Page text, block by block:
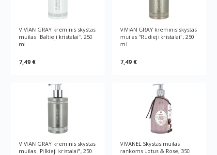
VIVIAN GRAY kreminis skystas
muilas "Baltieji kristalai", 250
ml
7,49 €
VIVIAN GRAY kreminis skystas
muilas "Rudieji kristalai", 250
ml
7,49 €
VIVIAN GRAY kreminis skystas
muilas "Pilkieji kristalai", 250
VIVANEL Skystas muilas
rankoms Lotus & Rose, 350